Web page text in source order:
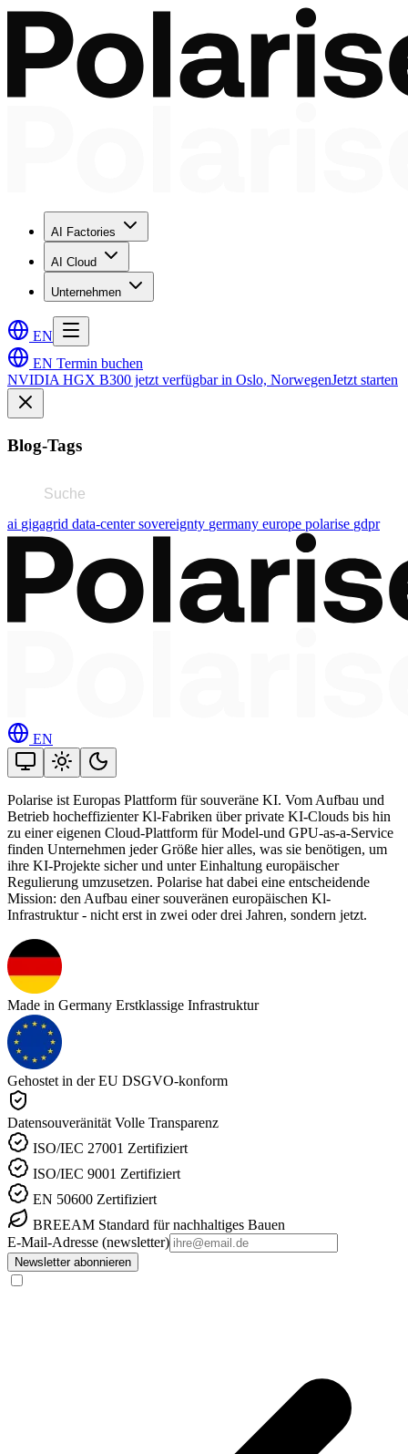
AI Factories
AI Cloud
Unternehmen
EN
EN Termin buchen
NVIDIA HGX B300 jetzt verfügbar in Oslo, NorwegenJetzt starten
Blog-Tags
ai gigagrid data-centersovereignty germany europe polarise gdpr
EN
Polarise ist Europas Plattform für souveräne KI. Vom Aufbau und
Betrieb hocheffizienter Kl-Fabriken über private KI-Clouds bis hin
zu einer eigenen Cloud-Plattform für Model-und GPU-as-a-Service
finden Unternehmen jeder Größe hier alles, was sie benötigen, um
ihre KI-Projekte sicher und unter Einhaltung europäischer
Regulierung umzusetzen. Polarise hat dabei eine entscheidende
Mission: den Aufbau einer souveränen europäischen Kl-
Infrastruktur - nicht erst in zwei oder drei Jahren, sondern jetzt.
Made in Germany Erstklassige Infrastruktur
Gehostet in der EU DSGVO-konform
Datensouveränität Volle Transparenz
ISO/IEC 27001 Zertifiziert
ISO/IEC 9001 Zertifiziert
EN 50600 Zertifiziert
BREEAM Standard für nachhaltiges Bauen
E-Mail-Adresse (newsletter)
Newsletter abonnieren